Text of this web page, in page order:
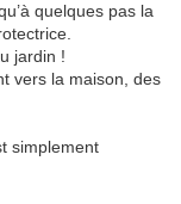
quelques pas la
jardin !
vers la maison, des
simplement